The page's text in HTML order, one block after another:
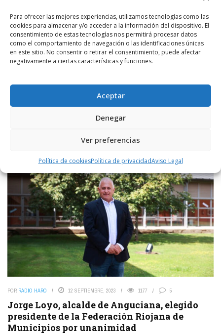
Para ofrecer las mejores experiencias, utilizamos tecnologías como las
cookies para almacenar y/o acceder a la información del dispositivo. El
consentimiento de estas tecnologías nos permitirá procesar datos
como el comportamiento de navegación o las identificaciones únicas
en este sitio. No consentir o retirar el consentimiento, puede afectar
negativamente a ciertas características y funciones.
Aceptar
Denegar
Ver preferencias
Política de cookiesPolítica de privacidadAviso Legal
PORRADIO HARO 18 SEPTIEMBRE, 2023 1051 1
AUDIO. Jorge Loyo: «La despoblación es el
mayor problema al que se enfrentan los
municipios»
POR RADIO HARO 12 SEPTIEMBRE, 2023 1177 5
Jorge Loyo, alcalde de Anguciana, elegido
presidente de la Federación Riojana de
Municipios por unanimidad